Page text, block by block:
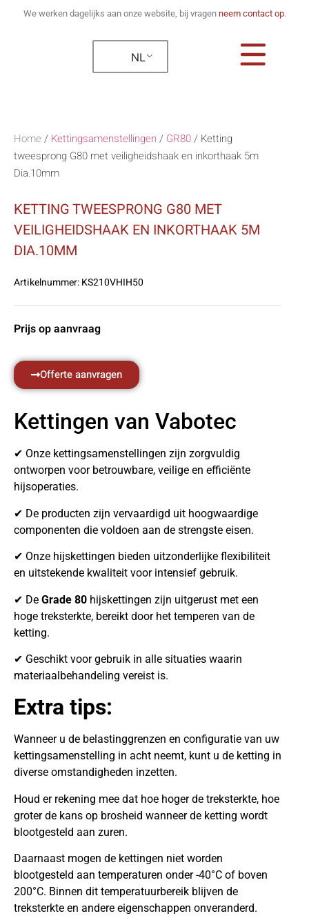
We werken dagelijks aan onze website, bij vragen neem contact op.
NL
Home / Kettingsamenstellingen / GR80/ Ketting
tweesprong G80 met veiligheidshaak en inkorthaak 5m
Dia.10mm
KETTING TWEESPRONG G80 MET
VEILIGHEIDSHAAK EN INKORTHAAK 5M
DIA.10MM
Artikelnummer:KS210VHIH50
Prijs op aanvraag
Offerte aanvragen
Kettingen van Vabotec
✔ Onze kettingsamenstellingen zijn zorgvuldig
ontworpen voor betrouwbare, veilige en efficiënte
hijsoperaties.
✔ De producten zijn vervaardigd uit hoogwaardige
componenten die voldoen aan de strengste eisen.
✔ Onze hijskettingen bieden uitzonderlijke flexibiliteit
en uitstekende kwaliteit voor intensief gebruik.
✔ De Grade 80 hijskettingen zijn uitgerust met een
hoge treksterkte, bereikt door het temperen van de
ketting.
✔ Geschikt voor gebruik in alle situaties waarin
materiaalbehandeling vereist is.
Extra tips:
Wanneer u de belastinggrenzen en configuratie van uw
kettingsamenstelling in acht neemt, kunt u de ketting in
diverse omstandigheden inzetten.
Houd er rekening mee dat hoe hoger de treksterkte, hoe
groter de kans op brosheid wanneer de ketting wordt
blootgesteld aan zuren.
Daarnaast mogen de kettingen niet worden
blootgesteld aan temperaturen onder -40°C of boven
200°C. Binnen dit temperatuurbereik blijven de
treksterkte en andere eigenschappen onveranderd.